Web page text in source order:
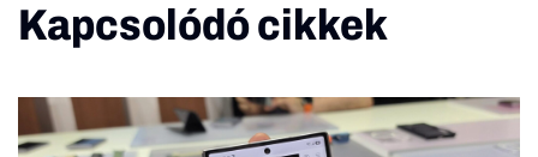
Kapcsolódó cikkek